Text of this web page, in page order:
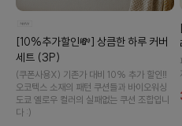
어요
[10%추가할인💸] 상큼한 하루 커버
세트 (3P)
(쿠폰사용X) 기존가 대비 10% 추가 할인‼️
오코텍스 소재의 패턴 쿠션들과 바이오워싱
도쿄 옐로우 컬러의 실패없는 쿠션 조합입니
다 :)